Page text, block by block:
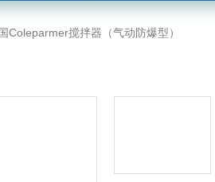
Coleparmer搅拌器（气动防爆型）